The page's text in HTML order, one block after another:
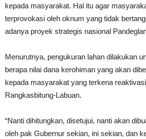
kepada masyarakat. Hal itu agar
terprovokasi oleh oknum yang tidak
adanya proyek strategis nasional
Menurutnya, pengukuran lahan dilakukan
berapa nilai dana kerohiman yang akan
kepada masyarakat yang terkena
Rangkasbitung-Labuan.
“Nanti dihitungkan, disetujui, nanti akan
oleh pak Gubernur sekian, ini sekian, dan